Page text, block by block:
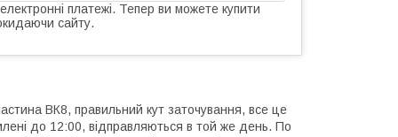
платежі. Тепер ви можете купити
сайту.
ВК8, правильний кут заточування, все це
до 12:00, відправляються в той же день. По